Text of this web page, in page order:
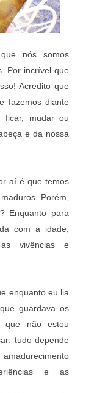
nós somos
Por incrível que
Acredito que
fazemos diante
ficar, mudar ou
e da nossa
aí é que temos
Porém,
Enquanto para
com a idade,
vivências e
enquanto eu lia
guardava os
que não estou
tudo depende
e as